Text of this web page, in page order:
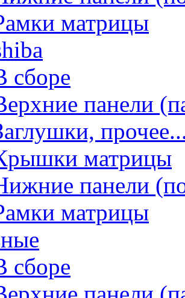
матрицы
сборе
панели
матрицы
панели
матрицы
сборе